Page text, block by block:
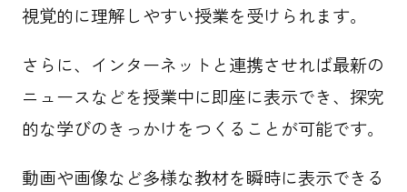
視覚的に理解しやすい授業を受けられます。
さらに、インターネットと連携させれば最新の
ニュースなどを授業中に即座に表示でき、探究
的な学びのきっかけをつくることが可能です。
動画や画像など多様な教材を瞬時に表示できる